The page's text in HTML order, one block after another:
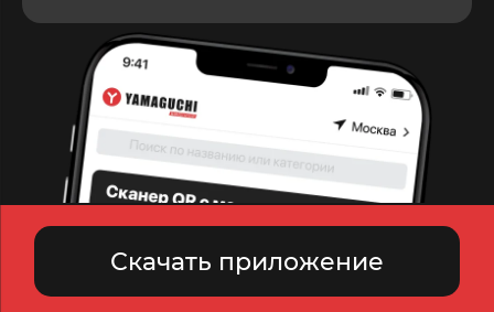
Скачать приложение